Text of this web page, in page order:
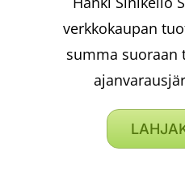
verkkokaupan
summa suoraan